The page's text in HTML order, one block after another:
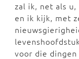
zal ik, net als
en ik kijk, met
voor die